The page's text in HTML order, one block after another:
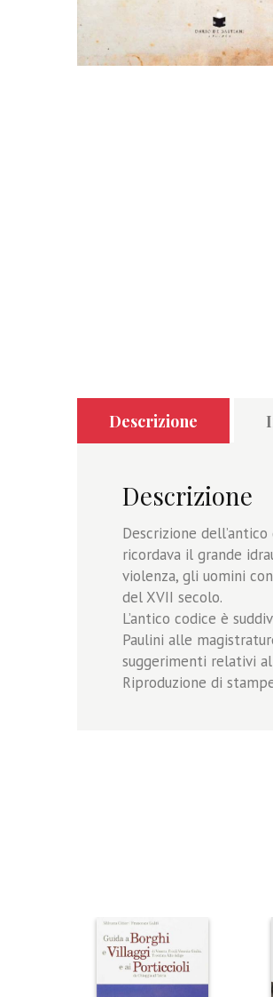
Descrizione
Descrizione
Descrizione
ricordava il grande
violenza, gli uomini
del XVII secolo.
L’antico codice è
Paulini alle
suggerimenti relativi
Riproduzione di